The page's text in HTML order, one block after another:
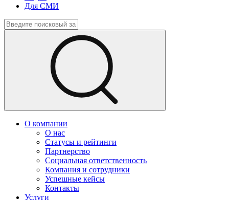
Для СМИ
О компании
О нас
Статусы и рейтинги
Партнерство
Социальная ответственность
Компания и сотрудники
Успешные кейсы
Контакты
Услуги